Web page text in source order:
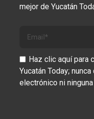
mejor de Yucatán
Haz clic aquí para
Yucatán Today;
electrónico ni